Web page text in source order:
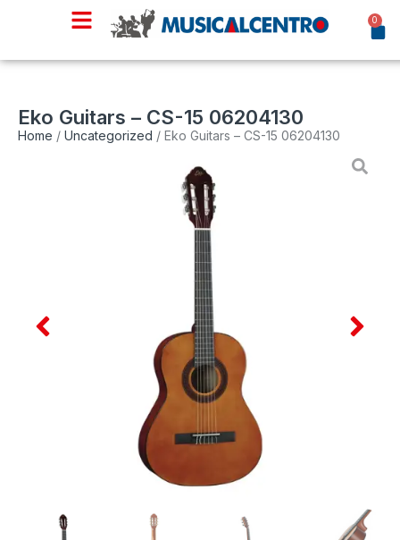
0
Eko Guitars – CS-15 06204130
Home / Uncategorized / Eko Guitars – CS-15 06204130